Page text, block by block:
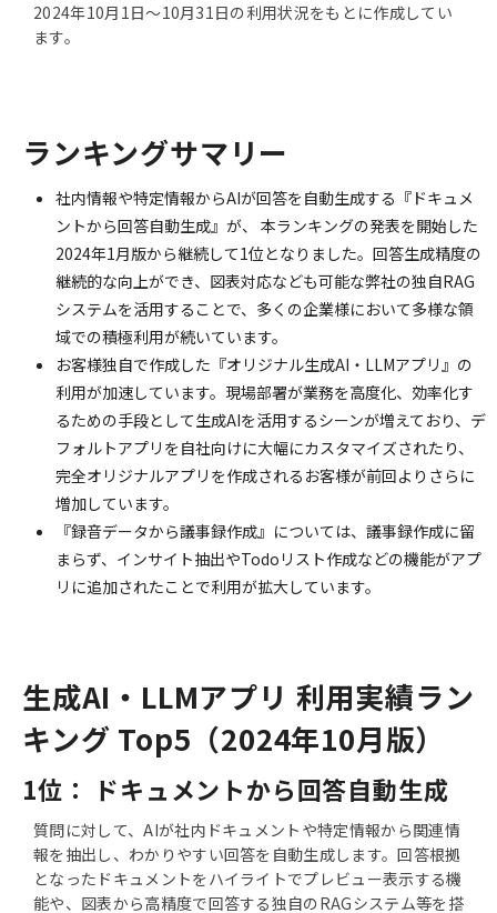
2024年10月1日〜10月31日の利用状況をもとに作成してい
ます。
ランキングサマリー
社内情報や特定情報からAIが回答を自動生成する『ドキュメ
ントから回答自動生成』が、 本ランキングの発表を開始した
2024年1月版から継続して1位となりました。回答生成精度の
継続的な向上ができ、図表対応なども可能な弊社の独自RAG
システムを活用することで、多くの企業様において多様な領
域での積極利用が続いています。
お客様独自で作成した『オリジナル生成AI・LLMアプリ』の
利用が加速しています。現場部署が業務を高度化、効率化す
るための手段として生成AIを活用するシーンが増えており、デ
フォルトアプリを自社向けに大幅にカスタマイズされたり、
完全オリジナルアプリを作成されるお客様が前回よりさらに
増加しています。
『録音データから議事録作成』については、議事録作成に留
まらず、インサイト抽出やTodoリスト作成などの機能がアプ
リに追加されたことで利用が拡大しています。
生成AI・LLMアプリ 利用実績ラン
キング Top5（2024年10月版）
1位： ドキュメントから回答自動生成
質問に対して、AIが社内ドキュメントや特定情報から関連情
報を抽出し、わかりやすい回答を自動生成します。回答根拠
となったドキュメントをハイライトでプレビュー表示する機
能や、図表から高精度で回答する独自のRAGシステム等を搭